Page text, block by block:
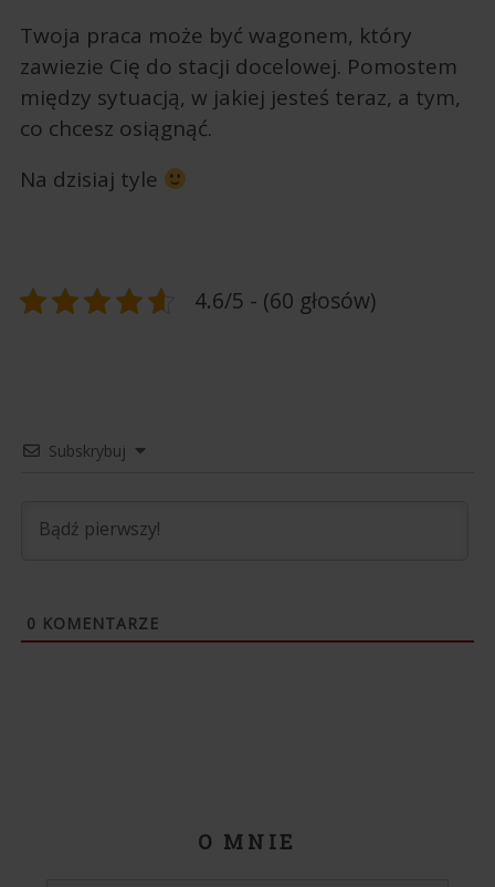
Twoja praca może być wagonem, który
zawiezie Cię do stacji docelowej. Pomostem
między sytuacją, w jakiej jesteś teraz, a tym,
co chcesz osiągnąć.
Na dzisiaj tyle
4.6/5 - (60 głosów)
Subskrybuj
0 KOMENTARZE
O MNIE